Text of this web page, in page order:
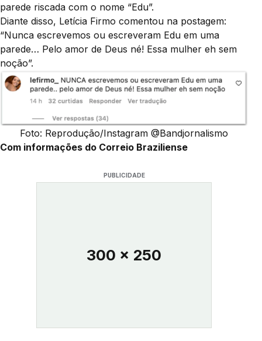
parede riscada com o nome “Edu”.
Diante disso, Letícia Firmo comentou na postagem:
“Nunca escrevemos ou escreveram Edu em uma
parede… Pelo amor de Deus né! Essa mulher eh sem
noção”.
Foto: Reprodução/Instagram @Bandjornalismo
Com informações do Correio Braziliense
PUBLICIDADE
300 x 250